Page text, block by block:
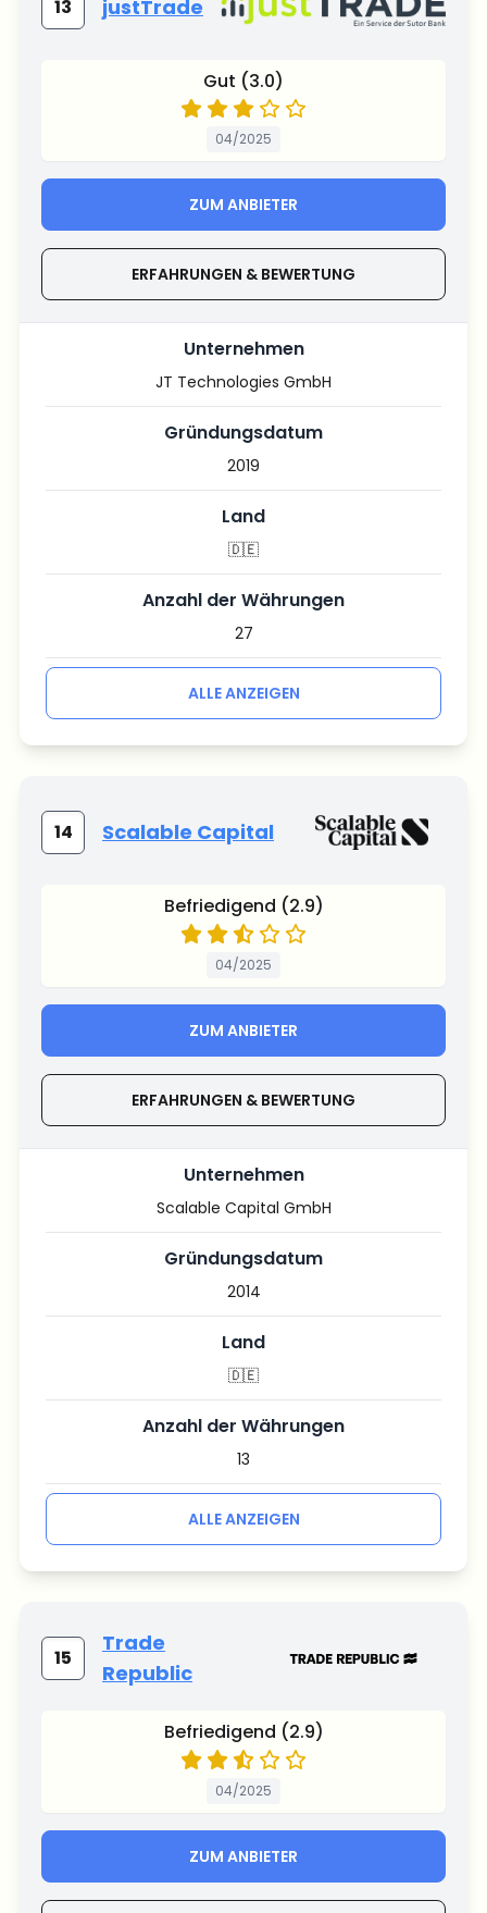
13 justTrade
Gut (3.0)
04/2025
ZUM ANBIETER
ERFAHRUNGEN & BEWERTUNG
Unternehmen
JT Technologies GmbH
Gründungsdatum
2019
Land
🇩🇪
Anzahl der Währungen
27
ALLE ANZEIGEN
14 Scalable Capital
Befriedigend (2.9)
04/2025
ZUM ANBIETER
ERFAHRUNGEN & BEWERTUNG
Unternehmen
Scalable Capital GmbH
Gründungsdatum
2014
Land
🇩🇪
Anzahl der Währungen
13
ALLE ANZEIGEN
15
Trade
Republic
Befriedigend (2.9)
04/2025
ZUM ANBIETER